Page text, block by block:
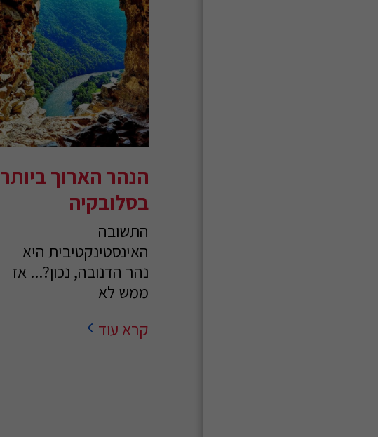
הנהר הארוך ביותר
בסלובקיה
התשובה
האינסטינקטיבית היא
נהר הדנובה, נכון?... אז
ממש לא
קרא עוד